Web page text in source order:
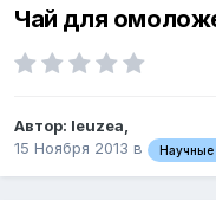
Чай для
Автор: leuzea,
15 Ноября 2013 в Научные